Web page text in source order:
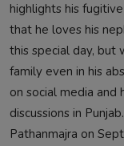
highlights his
that he loves his
this special day, but
family even in his
on social media
discussions in
Pathanmajra on